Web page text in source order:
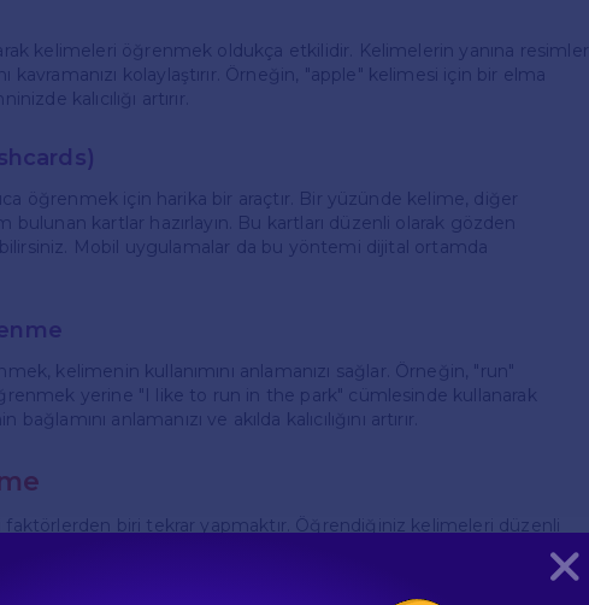
kelimeleri öğrenmek oldukça etkilidir. Kelimelerin yanına resimler
kavramanızı kolaylaştırır. Örneğin, "apple" kelimesi için bir elma
kalıcılığı artırır.
öğrenmek için harika bir araçtır. Bir yüzünde kelime, diğer
bulunan kartlar hazırlayın. Bu kartları düzenli olarak gözden
Mobil uygulamalar da bu yöntemi dijital ortamda
kelimenin kullanımını anlamanızı sağlar. Örneğin, "run"
yerine "I like to run in the park" cümlesinde kullanarak
anlamanızı ve akılda kalıcılığını artırır.
biri tekrar yapmaktır. Öğrendiğiniz kelimeleri düzenli
haftalık bir plan yapabilir ve her hafta öğrendiğiniz kelimeleri
kelimeleri günlük hayatınızda kullanmaya çalışmak,
Kapat